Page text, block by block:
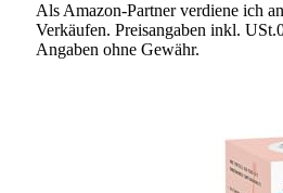
Als Amazon-Partner verdiene ich
Verkäufen. Preisangaben inkl.
Angaben ohne Gewähr.